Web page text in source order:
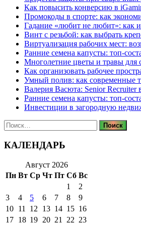
Как повысить конверсию в
Промокоды в спорте: как
Гадание «любит не любит»: как
Винт с резьбой: как выбрать
Виртуализация рабочих мест:
Ранние семена капусты:
Многолетние цветы и травы для
Как организовать рабочее
Умный полив: как современные
Валерия Васюта: Senior
Ранние семена капусты:
Инвестиции в загородную
Найти:
КАЛЕНДАРЬ
Август 2026
Пн Вт Ср Чт Пт Сб Вс
1
2
3
4 5 6 7 8
9
10 11 12 13 14 15 16
17 18 19 20 21 22 23